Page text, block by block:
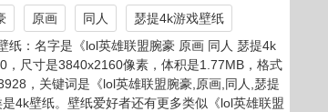
原画 同人
瑟提4k游戏壁纸
纸：名字是《lol英雄联盟腕豪 原画 同人 瑟提4k
，尺寸是3840x2160像素，体积是1.77MB，格式
，关键词是《lol英雄联盟腕豪,原画,同人,瑟提
4k壁纸。壁纸爱好者还有更多类似《lol英雄联盟